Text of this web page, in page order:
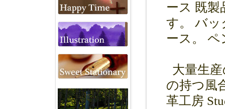
ース 既
す。 バ
ース。
大量生
の持つ風
革工房